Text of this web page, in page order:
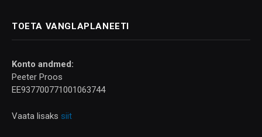
TOETA VANGLAPLANEETI
Konto andmed:
Peeter Proos
EE937700771001063744
Vaata lisaks siit